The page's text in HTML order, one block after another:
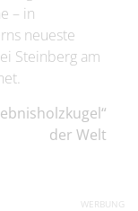
– in
neueste
Steinberg am
der Welt
WERBUNG